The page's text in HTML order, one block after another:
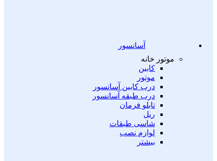
آسانسور
موتور خانه
کابین
موتور
درب کابین آسانسور
درب طبقه آسانسور
تابلو فرمان
ریل
شاسی طبقات
لوازم نصب
بیشتر